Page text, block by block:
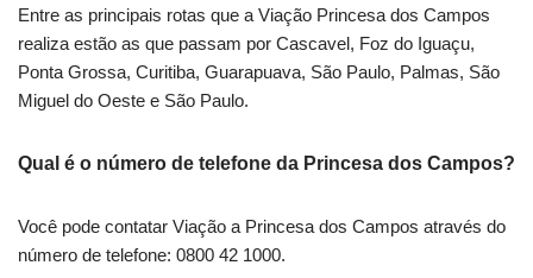
Entre as principais rotas que a Viação Princesa dos Campos
realiza estão as que passam por Cascavel, Foz do Iguaçu,
Ponta Grossa, Curitiba, Guarapuava, São Paulo, Palmas, São
Miguel do Oeste e São Paulo.
Qual é o número de telefone da Princesa dos Campos?
Você pode contatar Viação a Princesa dos Campos através do
número de telefone: 0800 42 1000.